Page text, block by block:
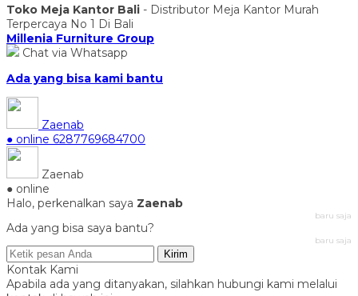
Toko Meja Kantor Bali - Distributor Meja Kantor Murah
Terpercaya No 1 Di Bali
Millenia Furniture Group
Chat via Whatsapp
Ada yang bisa kami bantu
Zaenab
● online 6287769684700
Zaenab
● online
Halo, perkenalkan saya Zaenab
baru saja
Ada yang bisa saya bantu?
baru saja
Kirim
Kontak Kami
Apabila ada yang ditanyakan, silahkan hubungi kami melalui